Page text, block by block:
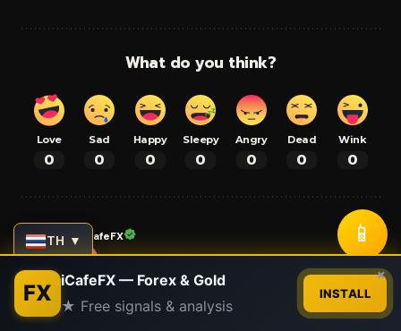
What do you think?
Love
0
Sad
0
Happy
0
Sleepy
0
Angry
0
Dead
0
Wink
0
อ.บอม iCafeFX
กิตติทัศน์ เจริญพนาสิทธิ์ (อ.บอม) — นักเทรด Forex ทองคำ และ Crypto
มากกว่า 13 ปี ประสบการณ์เทรดจริงในตลาด Forex ทองคำ และคริปโต
XM VIP Partner ที่ใช้บัญชีจริง ถ่ายทอดความรู้และกลยุทธ์จาก
TH ▼ 📱
FX iCafeFX — Forex & Gold
★ Free signals & analysis
INSTALL
×
Contact us
Open